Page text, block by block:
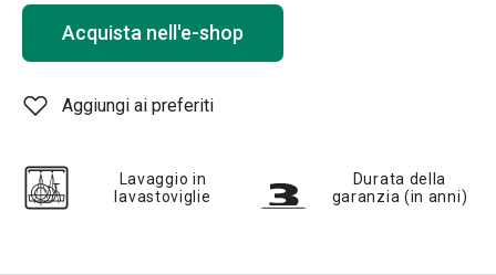
Acquista nell'e-shop
Aggiungi ai preferiti
Lavaggio in
lavastoviglie
Durata della
garanzia (in anni)